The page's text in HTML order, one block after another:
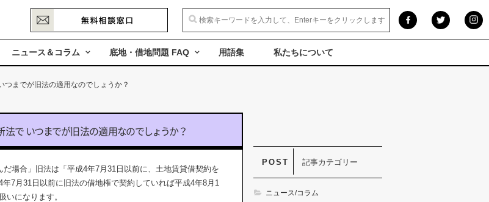
ニュース＆コラム 底地・借地問題 FAQ 用語集 私たちについて
までが旧法の適用なのでしょうか？
法で いつまでが旧法の適用なのでしょうか？
場合」旧法は「平成4年7月31日以前に、土地賃貸借契約を
7月31日以前に旧法の借地権で契約していれば平成4年8月1
いになります。
記事カテゴリー
ニュース/コラム